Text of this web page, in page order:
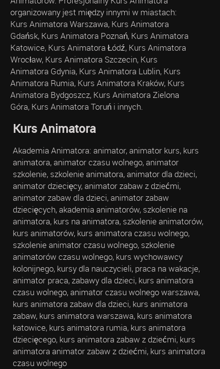
organizowany jest między innymi w miastach:
Kurs Animatora Warszawa, Kurs Animatora
Gdańsk, Kurs Animatora Poznań, Kurs Animatora
Katowice, Kurs Animatora Łódź, Kurs Animatora
Wrocław, Kurs Animatora Szczecin, Kurs
Animatora Gdynia, Kurs Animatora Lublin, Kurs
Animatora Rumia, Kurs Animatora Kraków, Kurs
Animatora Bydgoszcz, Kurs Animatora Zielona
Góra, Kurs Animatora Toruń i innych.
Kurs Animatora
Akademia Animatora: animator, animator kurs, kurs
animatora, animator czasu wolnego, animator
szkolenie, szkolenie animatora, animator dla dzieci,
animator dziecięcy, animator zabaw z dziećmi,
animator zabaw dla dzieci, animator zabaw
dziecięcych, akademia animatorów, szkolenie na
animatora, kurs na animatora, szkolenie animatorów,
kurs animatorów, kurs animatora czasu wolnego,
szkolenie animator czasu wolnego, szkolenie
animatorów czasu wolnego, kurs wychowawcy
kolonijnego, kursy dla nauczycieli, praca na wakacje,
animator praca, zabawy dla dzieci, kurs animatora
czasu wolnego, animator czasu wolnego warszawa,
kurs animatora zabaw dla dzieci, kurs animatora
zabaw, kurs animatora warszawa, kurs animatora
katowice, kurs animatora rumia, kurs animatora
dziecięcego, kurs animatora zabaw z dziećmi, kurs
animatora animator zabaw z dziećmi, kurs animatora
czasu wolnego